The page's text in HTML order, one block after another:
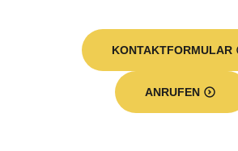
KONTAKTFORMULAR
ANRUFEN